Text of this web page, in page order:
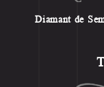
Diamant de